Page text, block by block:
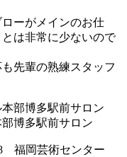
ローがメインのお仕
は非常に少ないので
先輩の熟練スタッフ
博多駅前サロン
福岡芸術センター